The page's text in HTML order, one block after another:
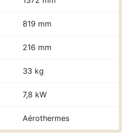
819 mm
216 mm
33 kg
7,8 kW
Aérothermes